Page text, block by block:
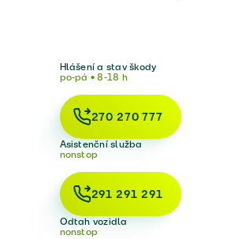
Hlášení a stav škody
po-pá • 8-18 h
270 270 777
Asistenční služba
nonstop
291 291 291
Odtah vozidla
nonstop